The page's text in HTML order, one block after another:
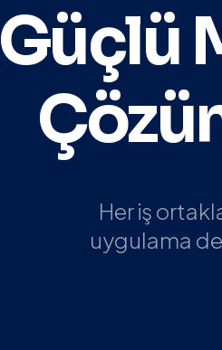
Güçlü
Her iş
uygulama